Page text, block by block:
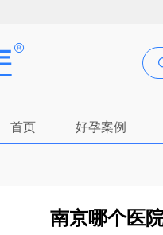
首页 好孕案例
南京哪个医